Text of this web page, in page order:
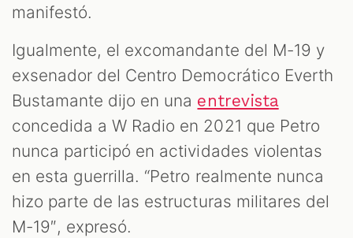
manifestó.
Igualmente, el excomandante del M-19 y
exsenador del Centro Democrático Everth
Bustamante dijo en una entrevista
concedida a W Radio en 2021 que Petro
nunca participó en actividades violentas
en esta guerrilla. “Petro realmente nunca
hizo parte de las estructuras militares del
M-19″, expresó.